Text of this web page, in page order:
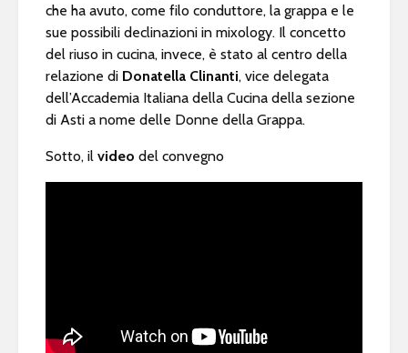
che ha avuto, come filo conduttore, la grappa e le
sue possibili declinazioni in mixology. Il concetto
del riuso in cucina, invece, è stato al centro della
relazione di Donatella Clinanti, vice delegata
dell’Accademia Italiana della Cucina della sezione
di Asti a nome delle Donne della Grappa.
Sotto, il video del convegno